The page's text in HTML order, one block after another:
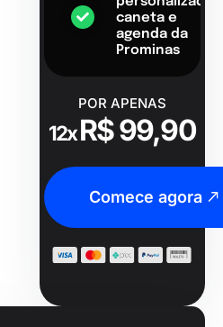
caneta e
agenda da
Prominas
POR APENAS
12xR$ 99,90
Comece agora